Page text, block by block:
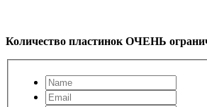
Количество пластинок ОЧЕНЬ